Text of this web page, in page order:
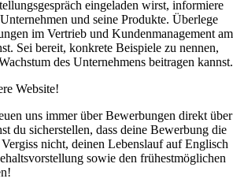
eingeladen wirst, informiere
und seine Produkte. Überlege
im Vertrieb und Kundenmanagement am
Sei bereit, konkrete Beispiele zu nennen,
des Unternehmens beitragen kannst.
Website!
uns immer über Bewerbungen direkt über
du sicherstellen, dass deine Bewerbung die
nicht, deinen Lebenslauf auf Englisch
sowie den frühestmöglichen